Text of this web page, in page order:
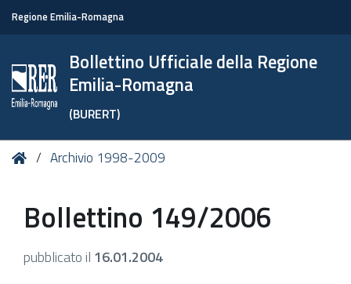
Regione Emilia-Romagna
Bollettino Ufficiale della Regione
Emilia-Romagna
(BURERT)
Tu HomeArchivio 1998-2009
Bollettino 149/2006
pubblicato il 16.01.2004